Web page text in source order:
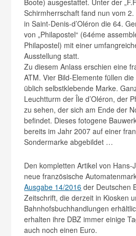
Boote) ausgestattet. Unter der
Schirmherrschaft fand nun vom
in Saint-Denis-d’Oléron die 64.
von „Philapostel“ (64éme
Philapostel) mit einer
Ausstellung statt.
Zu diesem Anlass erschien eine
ATM. Vier Bild-Elemente füllen
üblich selbstklebende Marke.
Leuchtturm der Île d’Oléron, der
zu sehen, der sich am Ende der
befindet. Dieses fotogene
bereits im Jahr 2007 auf einer
Sondermarke abgebildet …
Den kompletten Artikel von
neue französische
Ausgabe 14/2016 der Deutschen
Zeitschrift, die derzeit in Kiosken
Bahnhofsbuchhandlungen
erhalten ihre DBZ immer einige
auch noch einen Euro.